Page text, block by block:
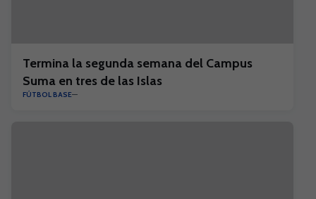
Termina la segunda semana del Campus
Suma en tres de las Islas
FÚTBOL BASE